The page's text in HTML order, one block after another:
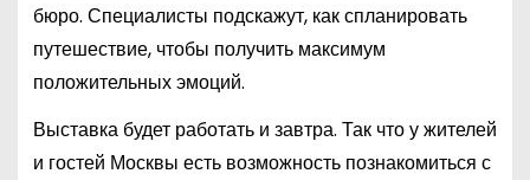
бюро. Специалисты подскажут, как спланировать
путешествие, чтобы получить максимум
положительных эмоций.
Выставка будет работать и завтра. Так что у жителей
и гостей Москвы есть возможность познакомиться с